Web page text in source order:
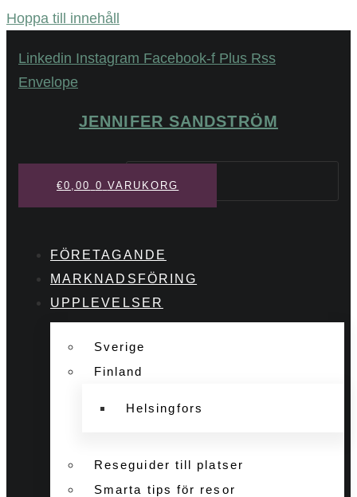
Hoppa till innehåll
Linkedin Instagram Facebook-f Plus Rss
Envelope
JENNIFER SANDSTRÖM
Sök
€0,00 0 VARUKORG
FÖRETAGANDE
MARKNADSFÖRING
UPPLEVELSER
Sverige
Finland
Helsingfors
Reseguider till platser
Smarta tips för resor